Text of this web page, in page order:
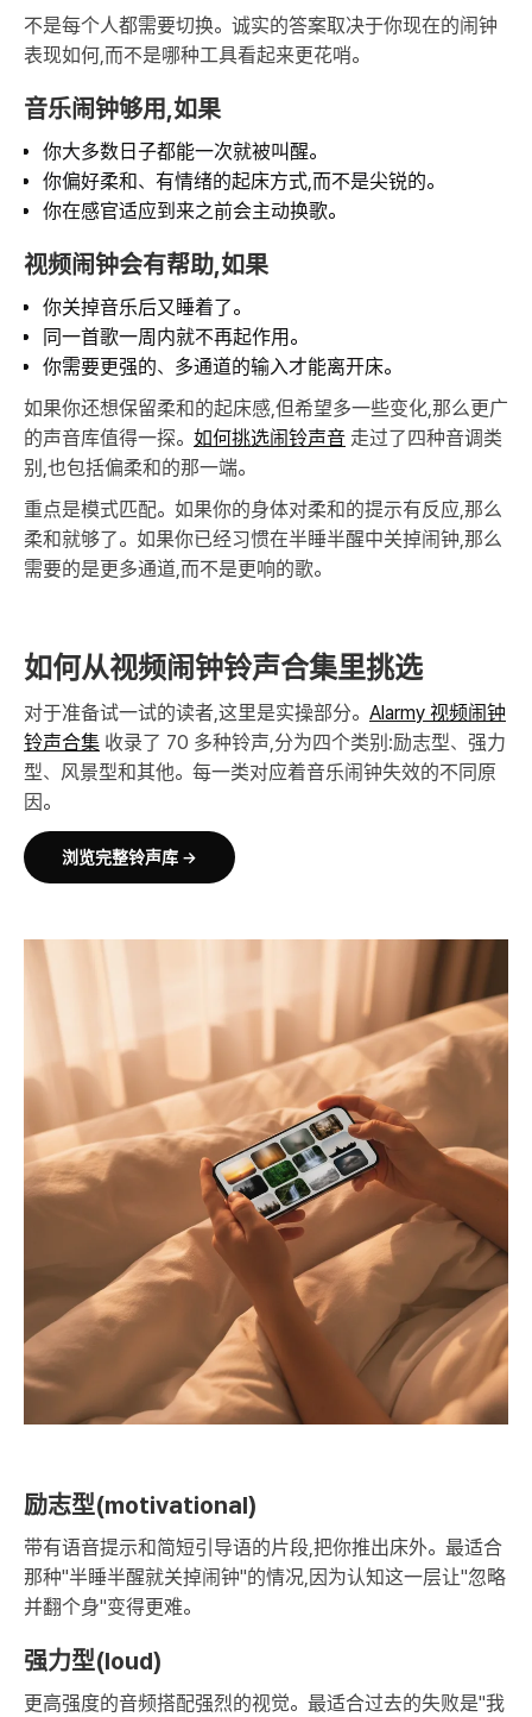
不是每个人都需要切换。诚实的答案取决于你现在的闹钟
表现如何,而不是哪种工具看起来更花哨。
音乐闹钟够用,如果
你大多数日子都能一次就被叫醒。
你偏好柔和、有情绪的起床方式,而不是尖锐的。
你在感官适应到来之前会主动换歌。
视频闹钟会有帮助,如果
你关掉音乐后又睡着了。
同一首歌一周内就不再起作用。
你需要更强的、多通道的输入才能离开床。
如果你还想保留柔和的起床感,但希望多一些变化,那么更广
的声音库值得一探。 如何挑选闹铃声音 走过了四种音调类
别,也包括偏柔和的那一端。
重点是模式匹配。如果你的身体对柔和的提示有反应,那么
柔和就够了。如果你已经习惯在半睡半醒中关掉闹钟,那么
需要的是更多通道,而不是更响的歌。
如何从视频闹钟铃声合集里挑选
对于准备试一试的读者,这里是实操部分。 Alarmy 视频闹钟
铃声合集 收录了 70 多种铃声,分为四个类别:励志型、强力
型、风景型和其他。每一类对应着音乐闹钟失效的不同原
因。
浏览完整铃声库 →
励志型(motivational)
带有语音提示和简短引导语的片段,把你推出床外。最适合
那种"半睡半醒就关掉闹钟"的情况,因为认知这一层让"忽略
并翻个身"变得更难。
强力型(loud)
更高强度的音频搭配强烈的视觉。最适合过去的失败是"我